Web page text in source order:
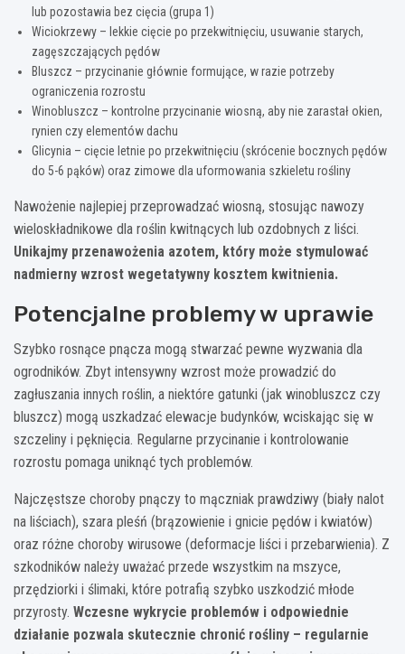
lub pozostawia bez cięcia (grupa 1)
Wiciokrzewy – lekkie cięcie po przekwitnięciu, usuwanie starych,
zagęszczających pędów
Bluszcz – przycinanie głównie formujące, w razie potrzeby
ograniczenia rozrostu
Winobluszcz – kontrolne przycinanie wiosną, aby nie zarastał okien,
rynien czy elementów dachu
Glicynia – cięcie letnie po przekwitnięciu (skrócenie bocznych pędów
do 5-6 pąków) oraz zimowe dla uformowania szkieletu rośliny
Nawożenie najlepiej przeprowadzać wiosną, stosując nawozy
wieloskładnikowe dla roślin kwitnących lub ozdobnych z liści.
Unikajmy przenawożenia azotem, który może stymulować
nadmierny wzrost wegetatywny kosztem kwitnienia.
Potencjalne problemy w uprawie
Szybko rosnące pnącza mogą stwarzać pewne wyzwania dla
ogrodników. Zbyt intensywny wzrost może prowadzić do
zagłuszania innych roślin, a niektóre gatunki (jak winobluszcz czy
bluszcz) mogą uszkadzać elewacje budynków, wciskając się w
szczeliny i pęknięcia. Regularne przycinanie i kontrolowanie
rozrostu pomaga uniknąć tych problemów.
Najczęstsze choroby pnączy to mączniak prawdziwy (biały nalot
na liściach), szara pleśń (brązowienie i gnicie pędów i kwiatów)
oraz różne choroby wirusowe (deformacje liści i przebarwienia). Z
szkodników należy uważać przede wszystkim na mszyce,
przędziorki i ślimaki, które potrafią szybko uszkodzić młode
przyrosty. Wczesne wykrycie problemów i odpowiednie
działanie pozwala skutecznie chronić rośliny – regularnie